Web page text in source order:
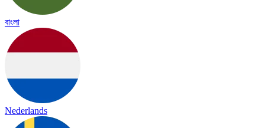
বাংলা
Nederlands